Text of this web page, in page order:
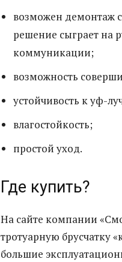
возможен демонтаж
решение сыграет на
коммуникации;
возможность
устойчивость к уф-
влагостойкость;
простой уход.
Где купить?
На сайте компании
тротуарную брусчатку
большие